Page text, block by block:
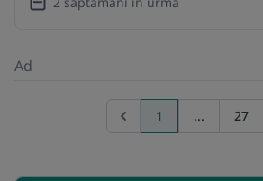
Ad
Previous page
1 ... 27